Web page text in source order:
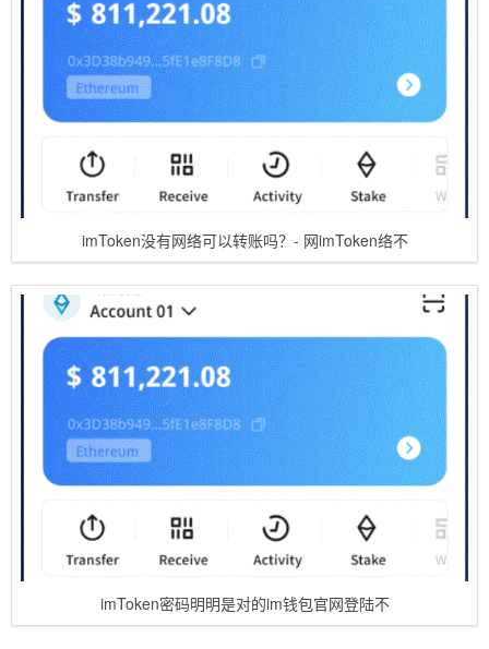
imToken没有网络可以转账吗？- 网imToken络不
imToken密码明明是对的im钱包官网登陆不